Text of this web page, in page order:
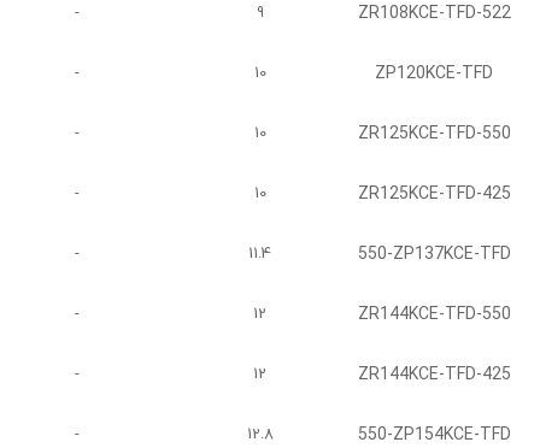
ZR108KCE-TFD-522
9
-
ZP120KCE-TFD
10
-
ZR125KCE-TFD-550
10
-
ZR125KCE-TFD-425
10
-
550-ZP137KCE-TFD
11.4
-
ZR144KCE-TFD-550
12
-
ZR144KCE-TFD-425
12
-
550-ZP154KCE-TFD
12.8
-